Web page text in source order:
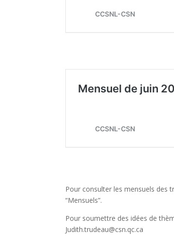
Pour consulter les mensuels des
“Mensuels”.
Pour soumettre des idées de
Judith.trudeau@csn.qc.ca